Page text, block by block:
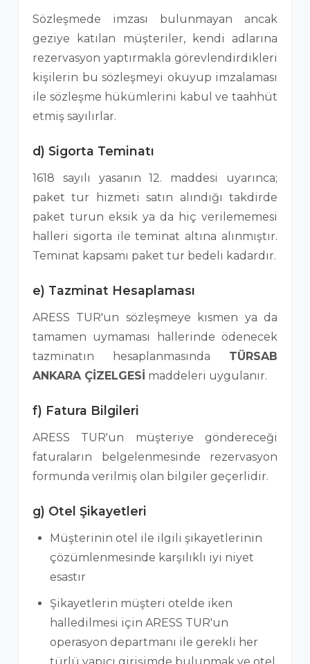
Sözleşmede imzası bulunmayan ancak
geziye katılan müşteriler, kendi adlarına
rezervasyon yaptırmakla görevlendirdikleri
kişilerin bu sözleşmeyi okuyup imzalaması
ile sözleşme hükümlerini kabul ve taahhüt
etmiş sayılırlar.
d) Sigorta Teminatı
1618 sayılı yasanın 12. maddesi uyarınca;
paket tur hizmeti satın alındığı takdirde
paket turun eksik ya da hiç verilememesi
halleri sigorta ile teminat altına alınmıştır.
Teminat kapsamı paket tur bedeli kadardır.
e) Tazminat Hesaplaması
ARESS TUR'un sözleşmeye kısmen ya da
tamamen uymaması hallerinde ödenecek
tazminatın hesaplanmasında TÜRSAB
ANKARA ÇİZELGESİ maddeleri uygulanır.
f) Fatura Bilgileri
ARESS TUR'un müşteriye göndereceği
faturaların belgelenmesinde rezervasyon
formunda verilmiş olan bilgiler geçerlidir.
g) Otel Şikayetleri
Müşterinin otel ile ilgili şikayetlerinin
çözümlenmesinde karşılıklı iyi niyet
esastır
Şikayetlerin müşteri otelde iken
halledilmesi için ARESS TUR'un
operasyon departmanı ile gerekli her